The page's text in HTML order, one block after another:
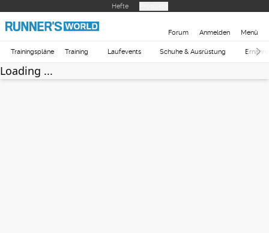
Hefte
Forum Anmelden Menü
Trainingspläne Training Laufevents Schuhe & Ausrüstung
Loading ...